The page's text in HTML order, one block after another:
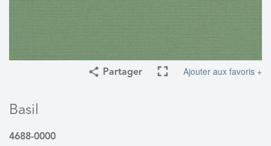
Partager Ajouter aux favoris +
Basil
4688-0000